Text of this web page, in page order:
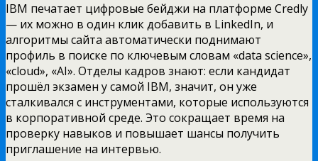
IBM печатает цифровые бейджи на платформе Credly
— их можно в один клик добавить в LinkedIn, и
алгоритмы сайта автоматически поднимают
профиль в поиске по ключевым словам «data science»,
«cloud», «AI». Отделы кадров знают: если кандидат
прошёл экзамен у самой IBM, значит, он уже
сталкивался с инструментами, которые используются
в корпоративной среде. Это сокращает время на
проверку навыков и повышает шансы получить
приглашение на интервью.